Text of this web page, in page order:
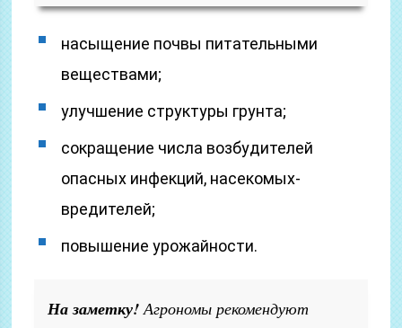
насыщение почвы питательными
веществами;
улучшение структуры грунта;
сокращение числа возбудителей
опасных инфекций, насекомых-
вредителей;
повышение урожайности.
На заметку!Агрономы рекомендуют